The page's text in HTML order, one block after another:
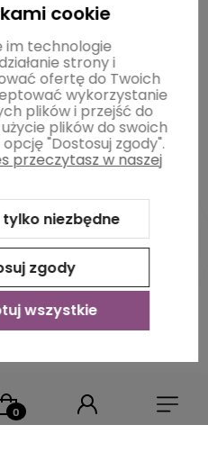
Szablon Shoper Modern
cookie
im technologie
strony i
ofertę do Twoich
wykorzystanie
plików i przejść do
plików do swoich
"Dostosuj zgody".
przeczytasz w naszej
niezbędne
zgody
wszystkie